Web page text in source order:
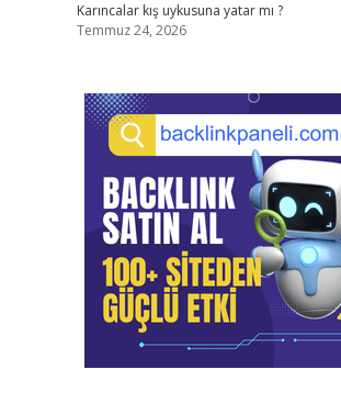
Karıncalar kış uykusuna yatar mı ?
Temmuz 24, 2026